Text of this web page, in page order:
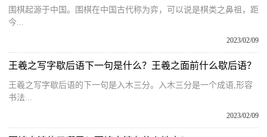
围棋起源于中国。围棋在中国古代称为弈，可以说是棋类之鼻祖，距
今...
2023/02/09
王羲之写字歇后语下一句是什么？王羲之面前什么歇后语？
王羲之写字歇后语的下一句是入木三分。入木三分是一个成语,形容
书法...
2023/02/09